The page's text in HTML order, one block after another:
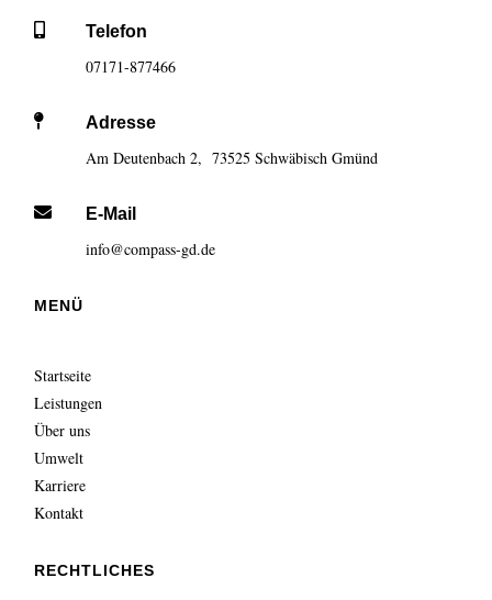
Telefon
07171-877466
 Adresse
Am Deutenbach 2, 73525 Schwäbisch Gmünd
 E-Mail
info@compass-gd.de
MENÜ
Startseite
Leistungen
Über uns
Umwelt
Karriere
Kontakt
RECHTLICHES